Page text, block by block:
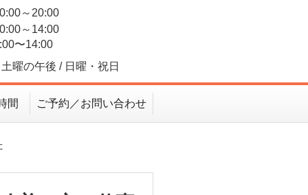
～20:00
～14:00
〜14:00
曜の午後 / 日曜・祝日
間 ご予約／お問い合わせ